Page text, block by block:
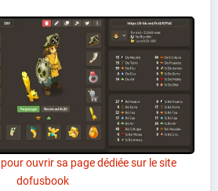
ouvrir sa page dédiée sur le site
dofusbook